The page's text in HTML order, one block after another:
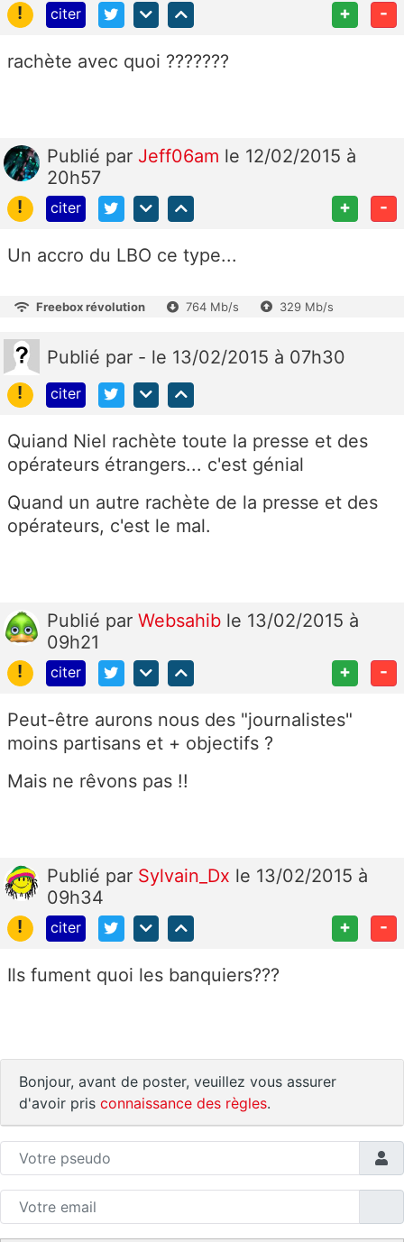
!
citer + -
rachète avec quoi ???????
Publié par Jeff06am le 12/02/2015 à
20h57
!
citer + -
Un accro du LBO ce type...
Freebox révolution 764 Mb/s 329 Mb/s
Publié par - le 13/02/2015 à 07h30
!
citer
Quiand Niel rachète toute la presse et des
opérateurs étrangers... c'est génial
Quand un autre rachète de la presse et des
opérateurs, c'est le mal.
Publié par Websahib le 13/02/2015 à
09h21
!
citer + -
Peut-être aurons nous des "journalistes"
moins partisans et + objectifs ?
Mais ne rêvons pas !!
Publié par Sylvain_Dx le 13/02/2015 à
09h34
!
citer + -
Ils fument quoi les banquiers???
Bonjour, avant de poster, veuillez vous assurer
d'avoir pris connaissance des règles.